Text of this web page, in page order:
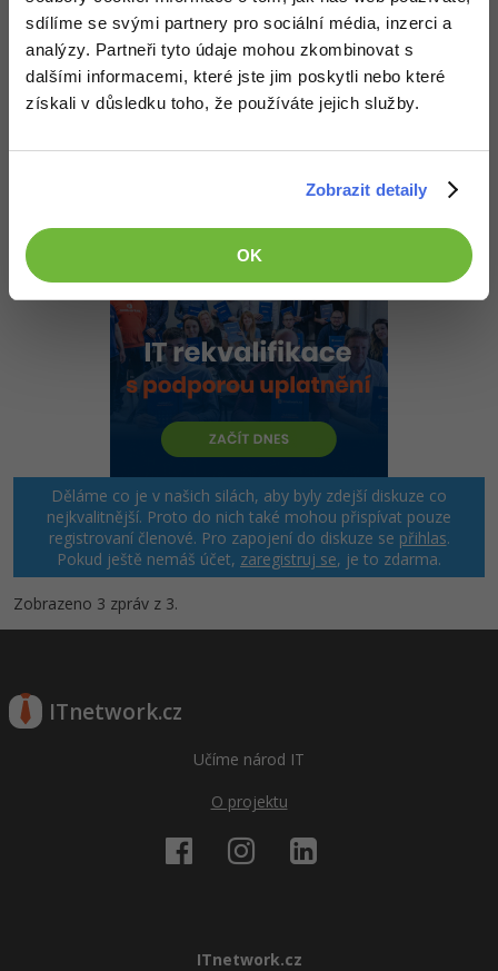
sdílíme se svými partnery pro sociální média, inzerci a
analýzy. Partneři tyto údaje mohou zkombinovat s
dalšími informacemi, které jste jim poskytli nebo které
získali v důsledku toho, že používáte jejich služby.
Zobrazit detaily
OK
Marketing
WordPress
-30%
Business
Kryptoměny
Copywriting -30%
MS Office -80%
Google Dokumenty
Time management
Windows
Linux
Kybernetická bezpečnost
Elektronický podpis
Adobe Illustrator -80%
Adobe Lightroom -30%
Adobe After Effects
Blender -80%
Inkscape
Fotografování -80%
Ostatní
Fórum
Kariéra
Pro firmy
SELECT neco FROM tabulka WHERE (neco <= moje
Vždycky první záznam z toho dotazu je to co hledáš
Nahoru Odpovědět
Děláme co je v našich silách, aby byly zdejší diskuze co
nejkvalitnější. Proto do nich také mohou přispívat pouze
registrovaní členové. Pro zapojení do diskuze se přihlas.
Pokud ještě nemáš účet, zaregistruj se, je to zdarma.
Zobrazeno 3 zpráv z 3.
ITnetwork.cz
Učíme národ IT
O projektu
ITnetwork.cz